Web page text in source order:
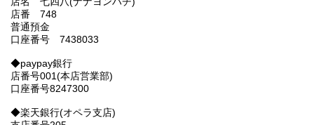
店番 748
普通預金
口座番号 7438033
◆paypay銀行
店番号001(本店営業部)
口座番号8247300
◆楽天銀行(オペラ支店)